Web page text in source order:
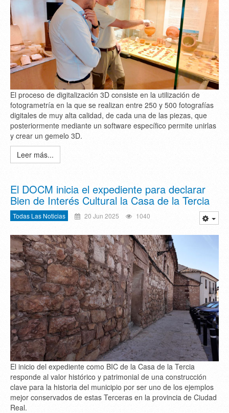
El proceso de digitalización 3D consiste en la utilización de
fotogrametría en la que se realizan entre 250 y 500 fotografías
digitales de muy alta calidad, de cada una de las piezas, que
posteriormente mediante un software específico permite unirlas
y crear un gemelo 3D.
Leer más...
El DOCM inicia el expediente para declarar
Bien de Interés Cultural la Casa de la Tercia
Todas Las Noticias 20 Jun 2025 1040
El inicio del expediente como BIC de la Casa de la Tercia
responde al valor histórico y patrimonial de una construcción
clave para la historia del municipio por ser uno de los ejemplos
mejor conservados de estas Terceras en la provincia de Ciudad
Real.